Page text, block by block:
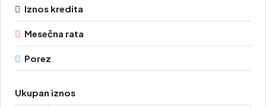
Iznos kredita
Mesečna rata
Porez
Ukupan iznos